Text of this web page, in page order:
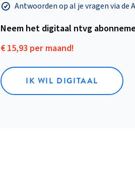
Antwoorden op al je vragen via de
Neem het digitaal ntvg
€ 15,93 per maand!
IK WIL DIGITAAL